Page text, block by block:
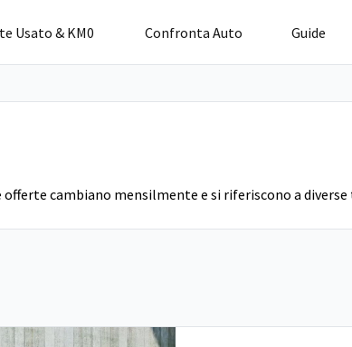
Usato & KM0 Confronta Auto Guide
cambiano mensilmente e si riferiscono a